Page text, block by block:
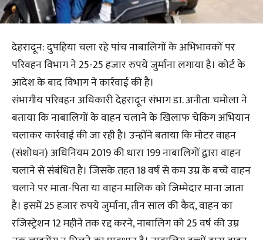
देहरादून: दुपहिया चला रहे पांच नाबालिगों के अभिभावकों पर
परिवहन विभाग ने 25-25 हजार रुपये जुर्माना लगाया है। कोर्ट के
आदेश के बाद विभाग ने कार्रवाई की है।
संभागीय परिवहन अधिकारी देहरादून संभाग डा. अनीता चमोला ने
बताया कि नाबालिगों के वाहन चलाने के खिलाफ चेकिंग अभियान
चलाकर कार्रवाई की जा रही है। उन्होंने बताया कि मोटर वाहन
(संशोधन) अधिनियम 2019 की धारा 199 नाबालिगों द्वारा वाहन
चलाने से संबंधित है। जिसके तहत 18 वर्ष से कम उम्र के बच्चे वाहन
चलाने पर माता-पिता या वाहन मालिक को जिम्मेदार माना जाता
है। इसमें 25 हजार रुपये जुर्माना, तीन साल की कैद, वाहन का
रजिस्ट्रेशन 12 महीने तक रद्द करने, नाबालिग को 25 वर्ष की उम्र